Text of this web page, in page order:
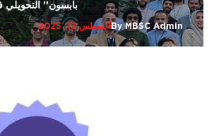
بابسون” التحويلي
ByMBSC Admin أغسطس 13, 2025